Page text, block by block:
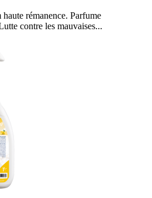
rémanence. Parfume
contre les mauvaises...